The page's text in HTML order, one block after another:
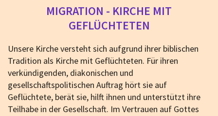
MIGRATION - KIRCHE MIT
GEFLÜCHTETEN
Unsere Kirche versteht sich aufgrund ihrer biblischen
Tradition als Kirche mit Geflüchteten. Für ihren
verkündigenden, diakonischen und
gesellschaftspolitischen Auftrag hört sie auf
Geflüchtete, berät sie, hilft ihnen und unterstützt ihre
Teilhabe in der Gesellschaft. Im Vertrauen auf Gottes